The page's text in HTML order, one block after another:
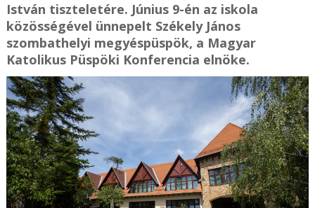
István tiszteletére. Június 9-én az iskola
közösségével ünnepelt Székely János
szombathelyi megyéspüspök, a Magyar
Katolikus Püspöki Konferencia elnöke.